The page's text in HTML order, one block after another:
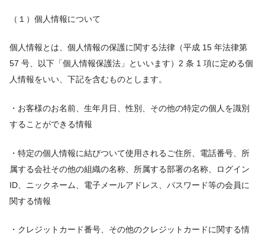
（１）個人情報について
個人情報とは、個人情報の保護に関する法律（平成 15 年法律第
57 号、以下「個人情報保護法」といいます）2 条 1 項に定める個
人情報をいい、下記を含むものとします。
・お客様のお名前、生年月日、性別、その他の特定の個人を識別
することができる情報
・特定の個人情報に結びついて使用されるご住所、電話番号、所
属する会社その他の組織の名称、所属する部署の名称、ログイン
ID、ニックネーム、電子メールアドレス、パスワード等の会員に
関する情報
・クレジットカード番号、その他のクレジットカードに関する情